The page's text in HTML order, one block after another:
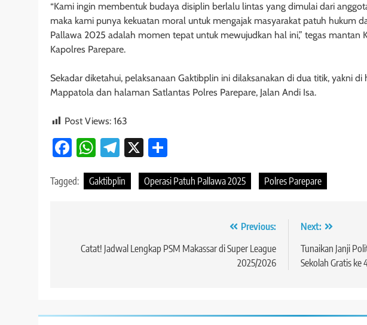
“Kami ingin membentuk budaya disiplin berlalu lintas yang dimulai dari
maka kami punya kekuatan moral untuk mengajak masyarakat patuh hukum
Pallawa 2025 adalah momen tepat untuk mewujudkan hal ini,” tegas mantan
Kapolres Parepare.
Sekadar diketahui, pelaksanaan Gaktibplin ini dilaksanakan di dua titik, yakni
Mappatola dan halaman Satlantas Polres Parepare, Jalan Andi Isa.
Post Views: 163
Facebook
WhatsApp
Telegram
X
Tagged: Gaktibplin Operasi Patuh Pallawa 2025 Polres Parepare
pos
Previous:
Catat! Jadwal Lengkap PSM Makassar di Super League
2025/2026
Next:
Tunaikan Janji
Sekolah Gratis ke